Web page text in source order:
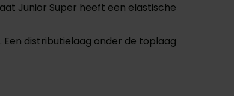
Junior Super heeft een elastische
distributielaag onder de toplaag